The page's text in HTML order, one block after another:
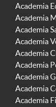
Academia
Academia
Academia
Academia
Academia
Academia
Academia
Academia
Academia